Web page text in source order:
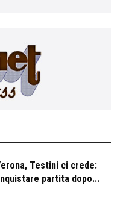
Testini ci crede:
partita dopo...